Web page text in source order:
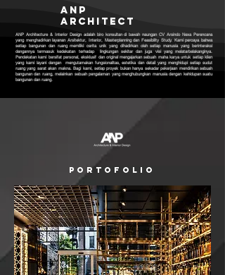
ANP
architect
ANP Architecture & Interior Design adalah biro konsultan di bawah naungan CV Arsindo Nexa Perencana
yang menghadirkan layanan Arsitektur, Interior, Masterplanning dan Feasibility Study. Kami percaya bahwa
setiap bangunan dan ruang memiliki cerita unik yang dihadirkan oleh setiap manusia yang berinteraksi
dengannya termasuk kedekatan terhadap lingkungan sekitar dan juga visi yang melatarbelakanginya.
Pendekatan kami bersifat personal, eksklusif dan original mengajarkan sebuah maha karya untuk setiap klien
yang kami layani dengan mengutamakan fungsionalitas, estetika dan detail yang menghidupi setiap sudut
ruang yang sarat akan makna. Bagi kami, setiap proyek bukan hanya sekadar pekerjaan mendirikan sebuah
bangunan dan ruang, melainkan sebuah pengalaman yang menghubungkan manusia dengan kehidupan suatu
bangunan dan ruang.
PORTOFOLIO